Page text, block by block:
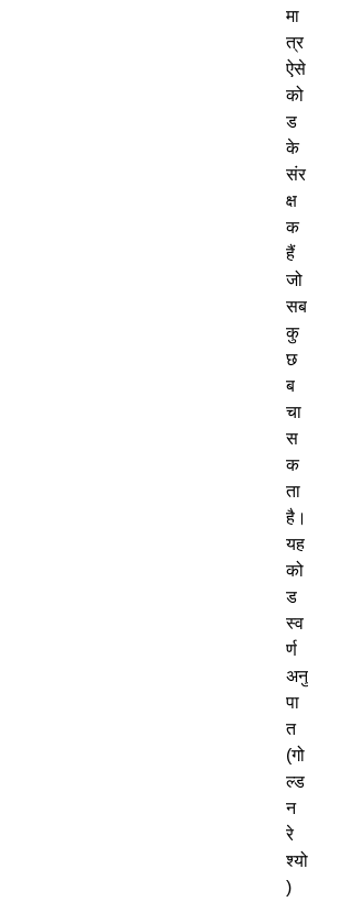
मा
त्र
ऐसे
को
ड
के
संर
क्ष
क
हैं
जो
सब
कु
छ
ब
चा
स
क
ता
है।
यह
को
ड
स्व
र्ण
अनु
पा
त
(गो
ल्ड
न
रे
श्यो
)